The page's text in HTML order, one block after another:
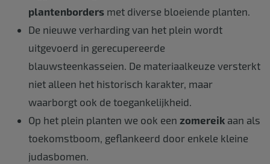
plantenbordersmet diverse bloeiende planten.
De nieuwe verharding van het plein wordt
uitgevoerd in gerecupereerde
blauwsteenkasseien. De materiaalkeuze versterkt
niet alleen het historisch karakter, maar
waarborgt ook de toegankelijkheid.
Op het plein planten we ook een zomereik aan als
toekomstboom, geflankeerd door enkele kleine
judasbomen.